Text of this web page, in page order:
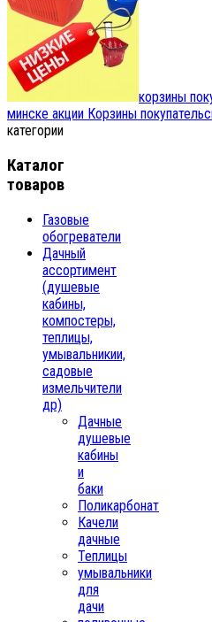
корзины
минске акции Корзины
категории
Каталог
товаров
Газовые
обогреватели
Дачный
ассортимент
(душевые
кабины,
компостеры,
теплицы,
умывальникии,
садовые
измельчители
др)
Дачные
душевые
кабины
и
баки
Поликарбонат
Качели
дачные
Теплицы
умывальники
для
дачи